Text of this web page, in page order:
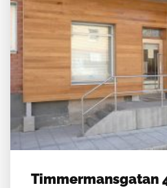
Timmermansgatan